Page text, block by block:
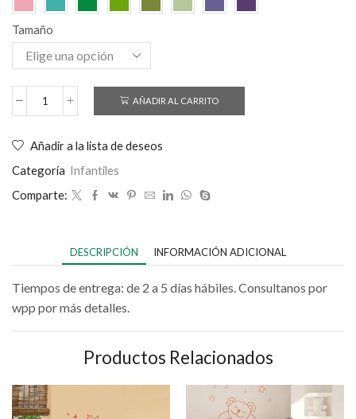
Tamaño
AÑADIR AL CARRITO
Añadir a la lista de deseos
Categoría Infantiles
Comparte:
DESCRIPCIÓN INFORMACIÓN ADICIONAL
Tiempos de entrega: de 2 a 5 días hábiles. Consultanos por
wpp por más detalles.
Productos Relacionados